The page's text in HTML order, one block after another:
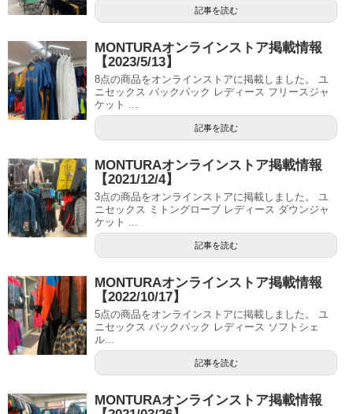
記事を読む
MONTURAオンラインストア掲載情報
【2023/5/13】
8点の商品をオンラインストアに掲載しました。 ユ
ニセックス バックパック レディース フリースジャ
ケット ...
記事を読む
MONTURAオンラインストア掲載情報
【2021/12/4】
3点の商品をオンラインストアに掲載しました。 ユ
ニセックス ミトングローブ レディース ダウンジャ
ケット ...
記事を読む
MONTURAオンラインストア掲載情報
【2022/10/17】
5点の商品をオンラインストアに掲載しました。 ユ
ニセックス バックパック レディース ソフトシェ
ル...
記事を読む
MONTURAオンラインストア掲載情報